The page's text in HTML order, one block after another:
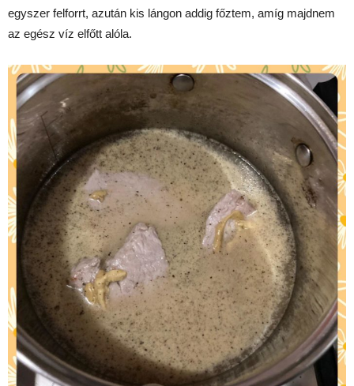
egyszer felforrt, azután kis lángon addig főztem, amíg majdnem
az egész víz elfőtt alóla.